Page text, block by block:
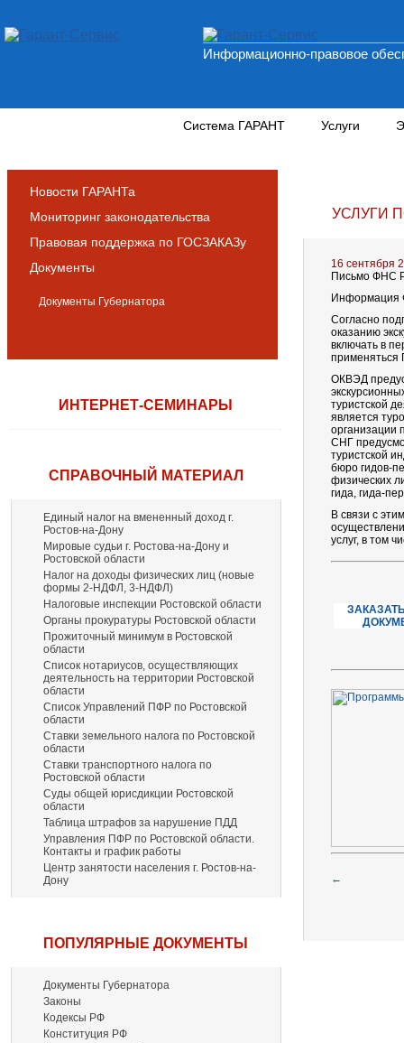
Информационно-правовое
Система ГАРАНТ Услуги
Новости ГАРАНТа
Мониторинг законодательства
Правовая поддержка по ГОСЗАКАЗу
Документы
Документы Губернатора
ИНТЕРНЕТ-СЕМИНАРЫ
СПРАВОЧНЫЙ МАТЕРИАЛ
Единый налог на вмененный доход г.
Ростов-на-Дону
Мировые судьи г. Ростова-на-Дону и
Ростовской области
Налог на доходы физических лиц (новые
формы 2-НДФЛ, 3-НДФЛ)
Налоговые инспекции Ростовской области
Органы прокуратуры Ростовской области
Прожиточный минимум в Ростовской
области
Список нотариусов, осуществляющих
деятельность на территории Ростовской
области
Список Управлений ПФР по Ростовской
области
Ставки земельного налога по Ростовской
области
Ставки транспортного налога по
Ростовской области
Суды общей юрисдикции Ростовской
области
Таблица штрафов за нарушение ПДД
Управления ПФР по Ростовской области.
Контакты и график работы
Центр занятости населения г. Ростов-на-
Дону
ПОПУЛЯРНЫЕ ДОКУМЕНТЫ
Документы Губернатора
Законы
Кодексы РФ
Конституция РФ
УСЛУГИ
16 сентября
Письмо ФНС
Информация
Согласно
оказанию
включать в
ОКВЭД
туристской
является
организации
СНГ
туристской
бюро гидов-
физических
гида, гида-
В связи с
услуг, в том
←